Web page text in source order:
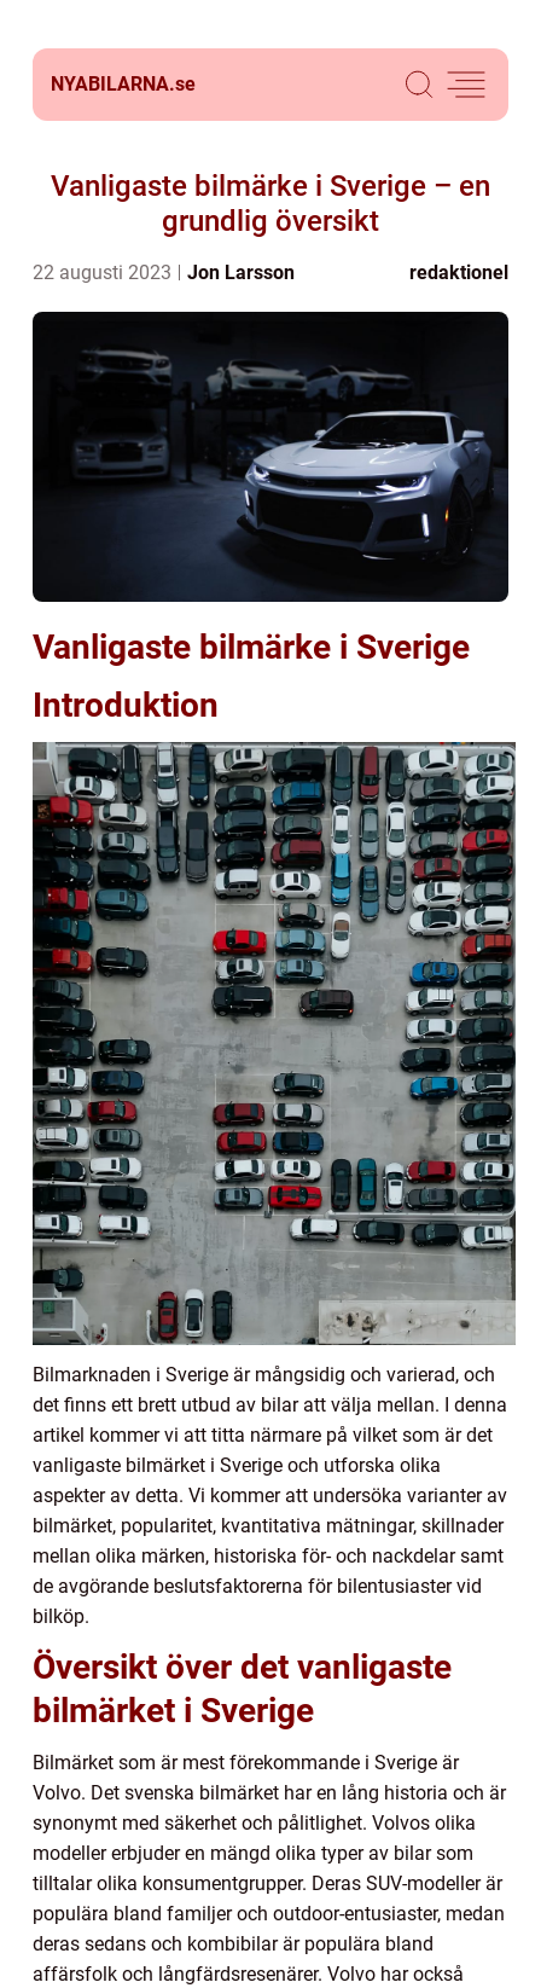
NYABILARNA.se
Vanligaste bilmärke i Sverige – en
grundlig översikt
22 augusti 2023 Jon Larsson redaktionel
Vanligaste bilmärke i Sverige
Introduktion
Bilmarknaden i Sverige är mångsidig och varierad, och
det finns ett brett utbud av bilar att välja mellan. I denna
artikel kommer vi att titta närmare på vilket som är det
vanligaste bilmärket i Sverige och utforska olika
aspekter av detta. Vi kommer att undersöka varianter av
bilmärket, popularitet, kvantitativa mätningar, skillnader
mellan olika märken, historiska för- och nackdelar samt
de avgörande beslutsfaktorerna för bilentusiaster vid
bilköp.
Översikt över det vanligaste
bilmärket i Sverige
Bilmärket som är mest förekommande i Sverige är
Volvo. Det svenska bilmärket har en lång historia och är
synonymt med säkerhet och pålitlighet. Volvos olika
modeller erbjuder en mängd olika typer av bilar som
tilltalar olika konsumentgrupper. Deras SUV-modeller är
populära bland familjer och outdoor-entusiaster, medan
deras sedans och kombibilar är populära bland
affärsfolk och långfärdsresenärer. Volvo har också